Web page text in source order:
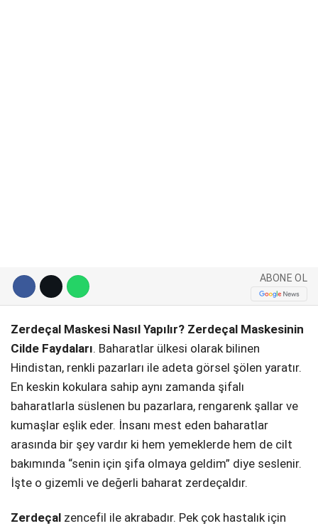
ABONE OL
Zerdeçal Maskesi Nasıl Yapılır? Zerdeçal Maskesinin
Cilde Faydaları. Baharatlar ülkesi olarak bilinen
Hindistan, renkli pazarları ile adeta görsel şölen yaratır.
En keskin kokulara sahip aynı zamanda şifalı
baharatlarla süslenen bu pazarlara, rengarenk şallar ve
kumaşlar eşlik eder. İnsanı mest eden baharatlar
arasında bir şey vardır ki hem yemeklerde hem de cilt
bakımında “senin için şifa olmaya geldim” diye seslenir.
İşte o gizemli ve değerli baharat zerdeçaldır.
Zerdeçal zencefil ile akrabadır. Pek çok hastalık için